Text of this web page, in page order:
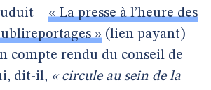
– « La presse à l’heure des
» (lien payant) –
compte rendu du conseil de
dit-il, « circule au sein de la